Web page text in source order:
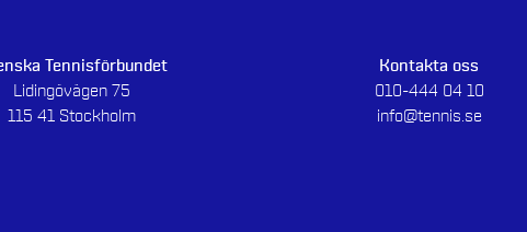
Tennisförbundet
Lidingövägen 75
115 41 Stockholm
Kontakta oss
010-444 04 10
info@tennis.se